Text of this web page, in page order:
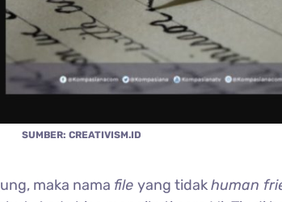
SUMBER: CREATIVISM.ID
maka nama file yang tidakhuman